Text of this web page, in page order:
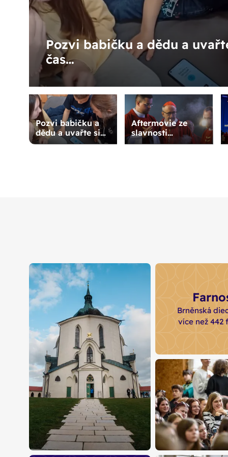
Pozvi babičku a dědu a
čas…
Pozvi babičku a
dědu a uvařte si
společný čas…
Aftermovie ze
slavnosti
blahořečení
Brněnská
více než 442